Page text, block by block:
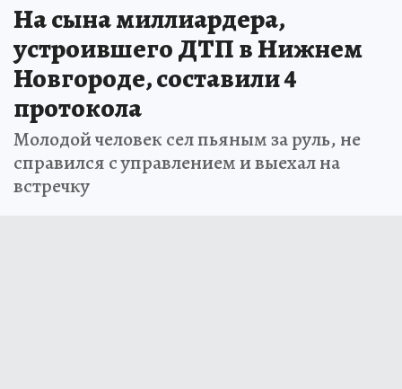
На сына миллиардера,
устроившего ДТП в Нижнем
Новгороде, составили 4
протокола
Молодой человек сел пьяным за руль, не
справился с управлением и выехал на
встречку